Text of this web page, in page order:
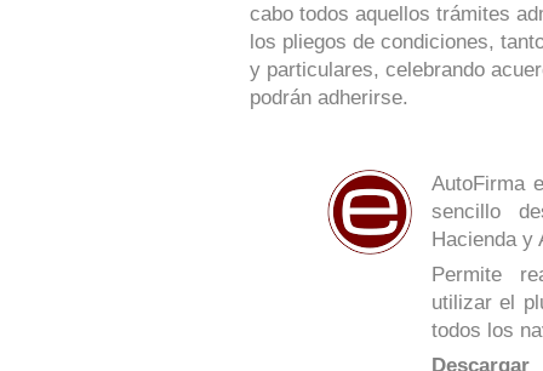
cabo todos aquellos trámites
los pliegos de condiciones,
y particulares, celebrando
podrán adherirse.
AutoFirma
sencillo
Hacienda y
Permite
utilizar el
todos los
Descargar